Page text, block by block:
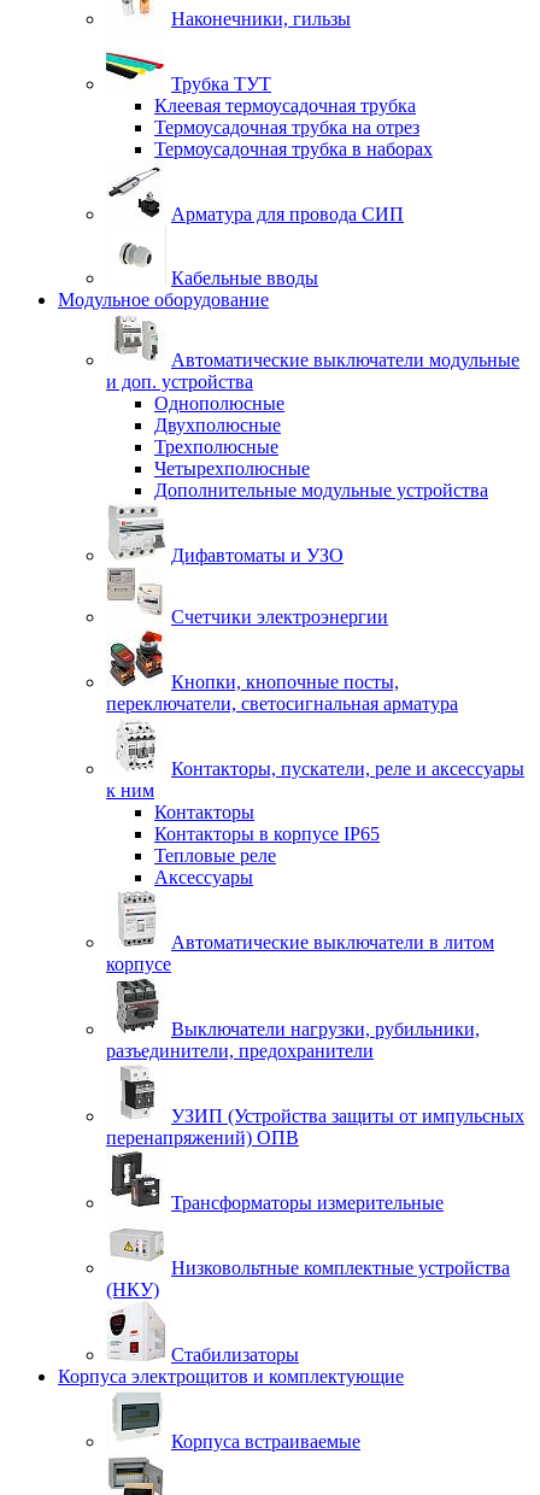
Наконечники, гильзы
Трубка ТУТ
Клеевая термоусадочная трубка
Термоусадочная трубка на отрез
Термоусадочная трубка в наборах
Арматура для провода СИП
Кабельные вводы
Модульное оборудование
Автоматические выключатели модульные
и доп. устройства
Однополюсные
Двухполюсные
Трехполюсные
Четырехполюсные
Дополнительные модульные устройства
Дифавтоматы и УЗО
Счетчики электроэнергии
Кнопки, кнопочные посты,
переключатели, светосигнальная арматура
Контакторы, пускатели, реле и аксессуары
к ним
Контакторы
Контакторы в корпусе IP65
Тепловые реле
Аксессуары
Автоматические выключатели в литом
корпусе
Выключатели нагрузки, рубильники,
разъединители, предохранители
УЗИП (Устройства защиты от импульсных
перенапряжений) ОПВ
Трансформаторы измерительные
Низковольтные комплектные устройства
(НКУ)
Стабилизаторы
Корпуса электрощитов и комплектующие
Корпуса встраиваемые